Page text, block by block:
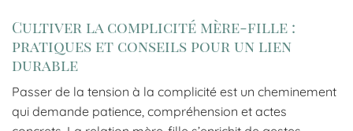
Cultiver la complicité mère-fille :
pratiques et conseils pour un lien
durable
Passer de la tension à la complicité est un cheminement
qui demande patience, compréhension et actes